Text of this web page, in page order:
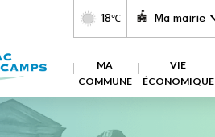
18℃ Ma mairie
MA
COMMUNE
VIE
ÉCONOMIQUE